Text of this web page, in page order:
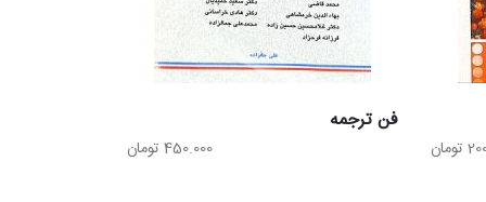
تومان
فن ترجمه
450.000 تومان